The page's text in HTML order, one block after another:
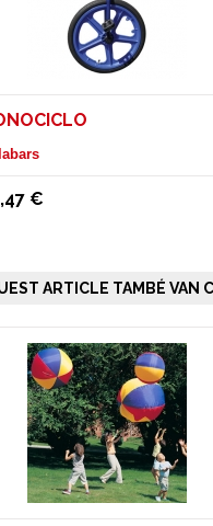
€
ARTICLE TAMBÉ VAN